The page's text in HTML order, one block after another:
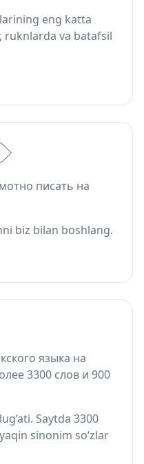
eng katta
ruknlarda va batafsil
писать на
biz bilan boshlang.
языка на
3300 слов и 900
Saytda 3300
sinonim so‘zlar